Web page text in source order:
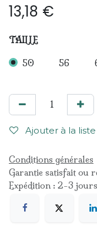
13,18 €
TAILLE
50 56
Ajouter à la
Conditions générales
Garantie satisfait ou
Expédition : 2-3